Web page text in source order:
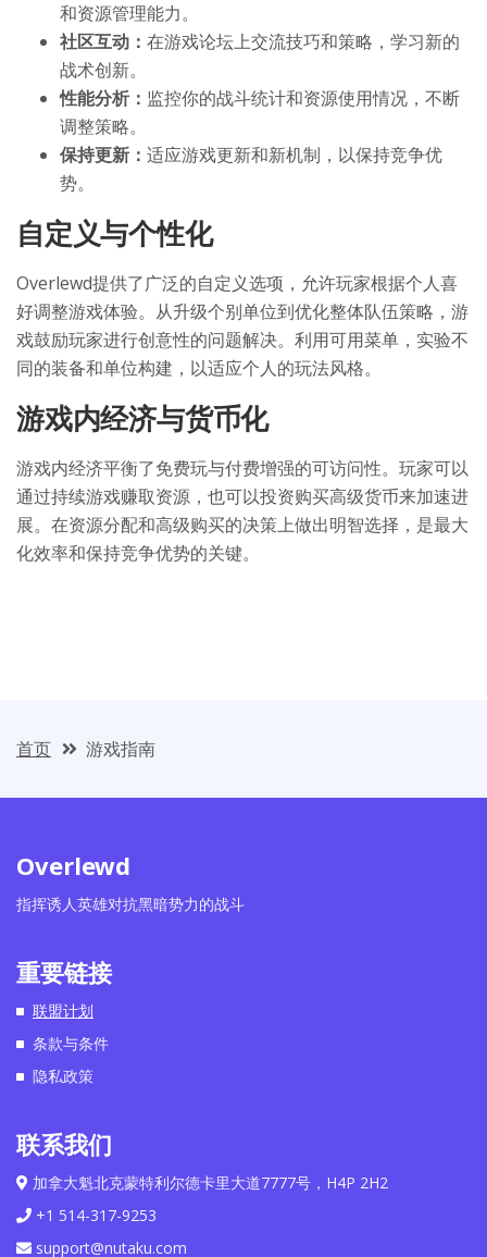
和资源管理能力。
社区互动： 在游戏论坛上交流技巧和策略，学习新的
战术创新。
性能分析： 监控你的战斗统计和资源使用情况，不断
调整策略。
保持更新： 适应游戏更新和新机制，以保持竞争优
势。
自定义与个性化
Overlewd提供了广泛的自定义选项，允许玩家根据个人喜
好调整游戏体验。从升级个别单位到优化整体队伍策略，游
戏鼓励玩家进行创意性的问题解决。利用可用菜单，实验不
同的装备和单位构建，以适应个人的玩法风格。
游戏内经济与货币化
游戏内经济平衡了免费玩与付费增强的可访问性。玩家可以
通过持续游戏赚取资源，也可以投资购买高级货币来加速进
展。在资源分配和高级购买的决策上做出明智选择，是最大
化效率和保持竞争优势的关键。
首页 游戏指南
Overlewd
指挥诱人英雄对抗黑暗势力的战斗
重要链接
联盟计划
条款与条件
隐私政策
联系我们
加拿大魁北克蒙特利尔德卡里大道7777号，H4P 2H2
+1 514-317-9253
support@nutaku.com